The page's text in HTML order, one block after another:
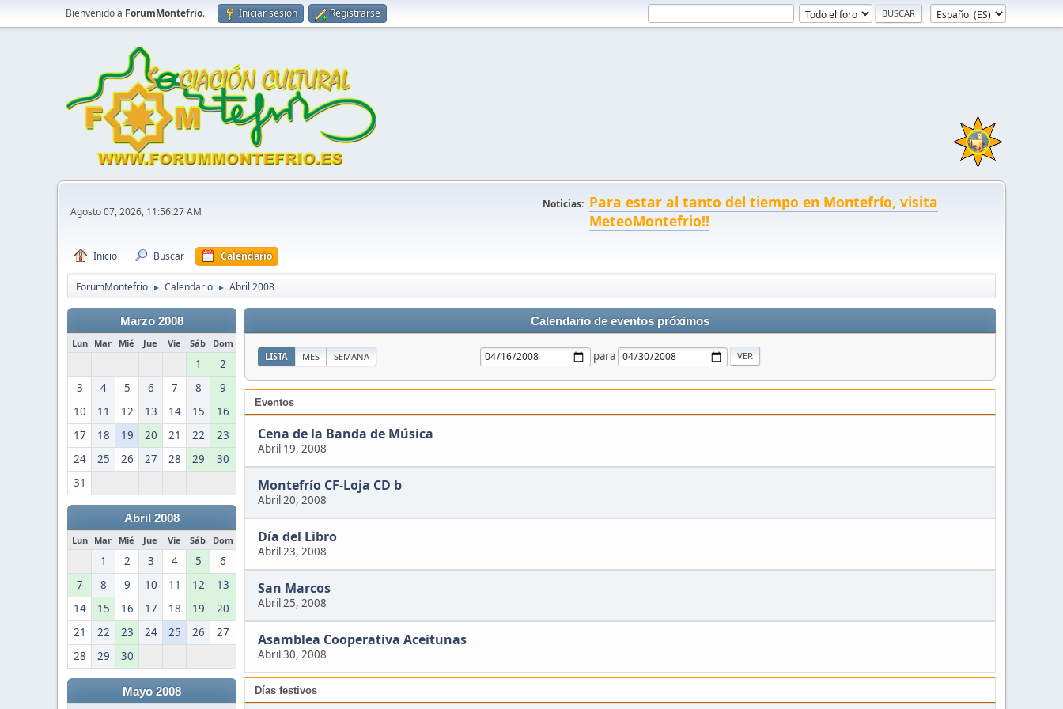
Bienvenido a ForumMontefrio. Iniciar sesión Registrarse
Agosto 07, 2026, 11:56:27 AM
Noticias: Para estar al tanto del tiempo en Montefrío, visita
MeteoMontefrio!!
Inicio Buscar Calendario
ForumMontefrio ► Calendario ► Abril 2008
Marzo 2008
Lun Mar Mié Jue Vie Sáb Dom
1
2
3
4 5 6 7 8
9
10
11 12 13 14 15
16
17
18 19 20 21 22
23
24
25 26 27 28 29
30
31
Abril 2008
Lun Mar Mié Jue Vie Sáb Dom
1 2 3 4 5
6
7
8 9 10 11 12
13
14
15 16 17 18 19
20
21
22 23 24 25 26
27
28
29 30
Mayo 2008
Calendario de eventos próximos
LISTA MES SEMANA para
Eventos
Cena de la Banda de Música
Abril 19, 2008
Montefrío CF-Loja CD b
Abril 20, 2008
Día del Libro
Abril 23, 2008
San Marcos
Abril 25, 2008
Asamblea Cooperativa Aceitunas
Abril 30, 2008
Días festivos